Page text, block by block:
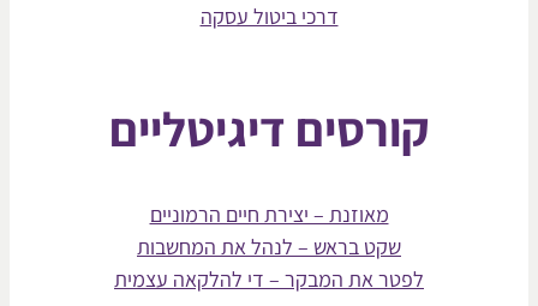
דרכי ביטול עסקה
קורסים דיגיטליים
מאוזנת – יצירת חיים הרמוניים
שקט בראש – לנהל את המחשבות
לפטר את המבקר – די להלקאה עצמית